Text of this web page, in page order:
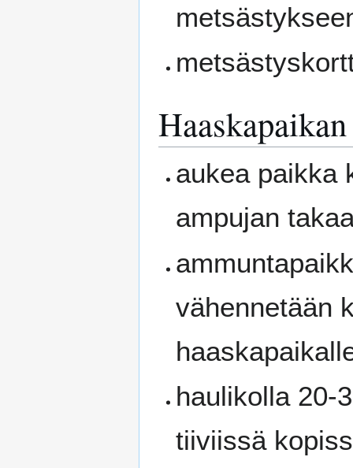
aukea paikka
ampujan
vähennetään
haulikolla 20-
tiiviissä